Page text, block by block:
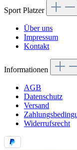
Sport Platzer
Über uns
Impressum
Kontakt
Informationen
AGB
Datenschutz
Versand
Widerrufsrecht